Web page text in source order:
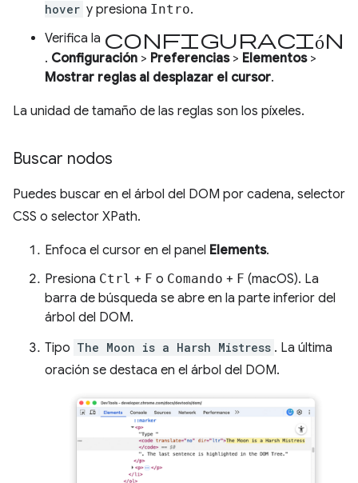
hover y presiona Intro.
Verifica la configuración
. Configuración > Preferencias> Elementos>
Mostrar reglas al desplazar el cursor.
La unidad de tamaño de las reglas son los píxeles.
Buscar nodos
Puedes buscar en el árbol del DOM por cadena, selector
CSS o selector XPath.
Enfoca el cursor en el panel Elements.
Presiona Ctrl + F o Comando + F (macOS). La
barra de búsqueda se abre en la parte inferior del
árbol del DOM.
Tipo The Moon is a Harsh Mistress . La última
oración se destaca en el árbol del DOM.